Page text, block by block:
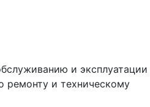
и эксплуатации
ремонту и техническому